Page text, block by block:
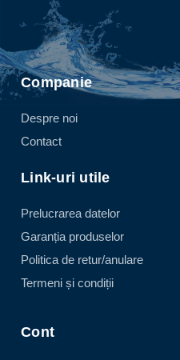
Companie
Despre noi
Contact
Link-uri utile
Prelucrarea datelor
Garanția produselor
Politica de retur/anulare
Termeni și condiții
Cont